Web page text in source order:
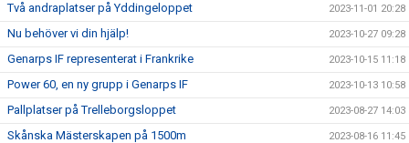
Två andraplatser på Yddingeloppet 2023-11-01 20:28
Nu behöver vi din hjälp! 2023-10-27 09:28
Genarps IF representerat i Frankrike 2023-10-15 11:18
Power 60, en ny grupp i Genarps IF 2023-10-13 10:58
Pallplatser på Trelleborgsloppet 2023-08-27 14:03
Skånska Mästerskapen på 1500m 2023-08-16 11:45